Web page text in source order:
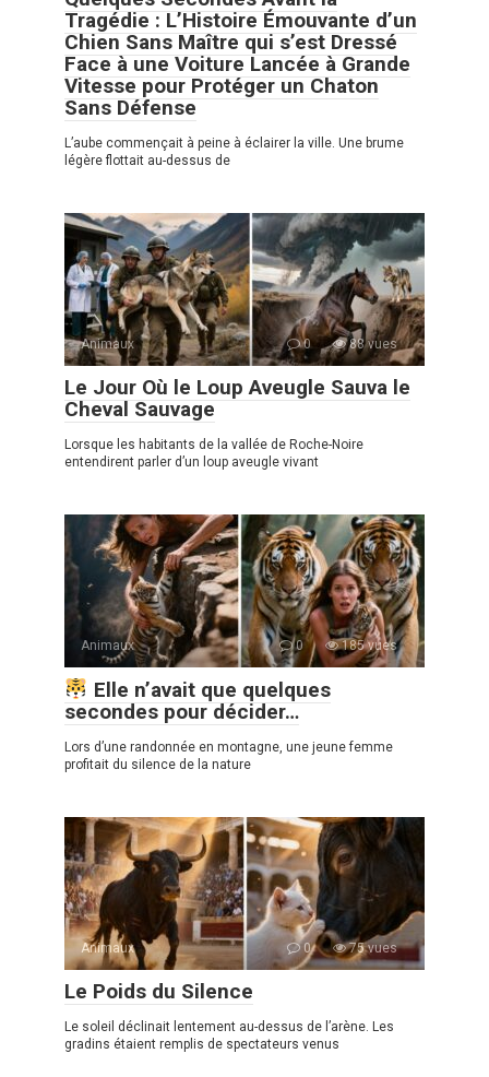
Tragédie : L’Histoire Émouvante d’un
Chien Sans Maître qui s’est Dressé
Face à une Voiture Lancée à Grande
Vitesse pour Protéger un Chaton
Sans Défense
L’aube commençait à peine à éclairer la ville. Une brume
légère flottait au-dessus de
Animaux 0 88 vues
Le Jour Où le Loup Aveugle Sauva le
Cheval Sauvage
Lorsque les habitants de la vallée de Roche-Noire
entendirent parler d’un loup aveugle vivant
Animaux 0 185 vues
Elle n’avait que quelques
secondes pour décider…
Lors d’une randonnée en montagne, une jeune femme
profitait du silence de la nature
Animaux 0 75 vues
Le Poids du Silence
Le soleil déclinait lentement au-dessus de l’arène. Les
gradins étaient remplis de spectateurs venus